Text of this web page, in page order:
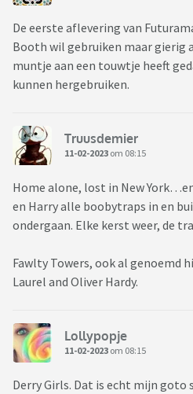
De eerste aflevering van
Booth wil gebruiken maar gierig
muntje aan een touwtje heeft
kunnen hergebruiken.
Truusdemier
11-02-2023 om 08:15
Home alone, lost in New
en Harry alle boobytraps in en
ondergaan. Elke kerst weer, de
Fawlty Towers, ook al genoemd
Laurel and Oliver Hardy.
Lollypopje
11-02-2023 om 08:15
Derry Girls. Dat is echt mijn goto